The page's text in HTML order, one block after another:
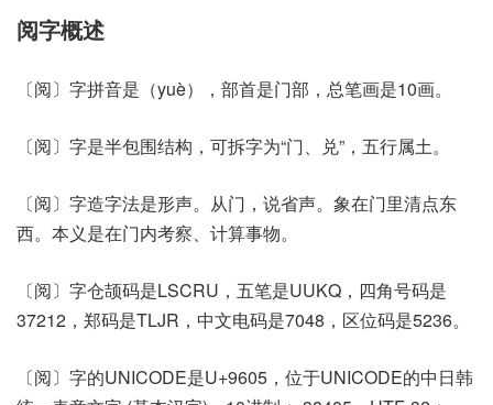
阅字概述
〔阅〕字拼音是（yuè），部首是门部，总笔画是10画。
〔阅〕字是半包围结构，可拆字为“门、兑”，五行属土。
〔阅〕字造字法是形声。从门，说省声。象在门里清点东
西。本义是在门内考察、计算事物。
〔阅〕字仓颉码是LSCRU，五笔是UUKQ，四角号码是
37212，郑码是TLJR，中文电码是7048，区位码是5236。
〔阅〕字的UNICODE是U+9605，位于UNICODE的中日韩